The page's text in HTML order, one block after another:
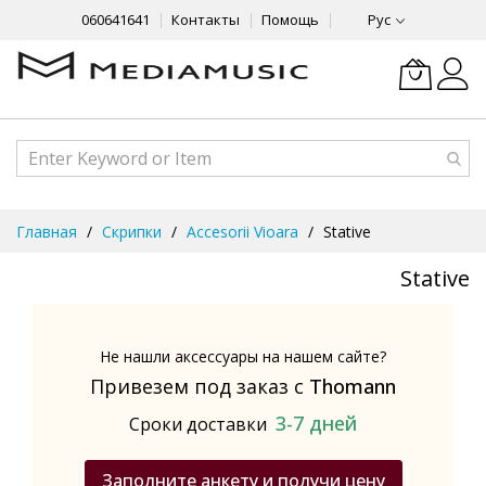
060641641 Контакты Помощь Рус
Главная Скрипки Accesorii Vioara Stative
Stative
Не нашли аксессуары на нашем сайте?
Привезем под заказ с Thomann
Сроки доставки 3-7 дней
Заполните анкету и получи цену